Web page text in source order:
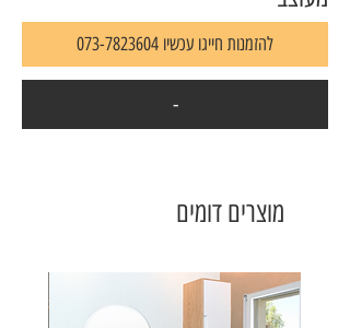
להזמנות חייגו עכשיו 073-7823604
-
מוצרים דומים